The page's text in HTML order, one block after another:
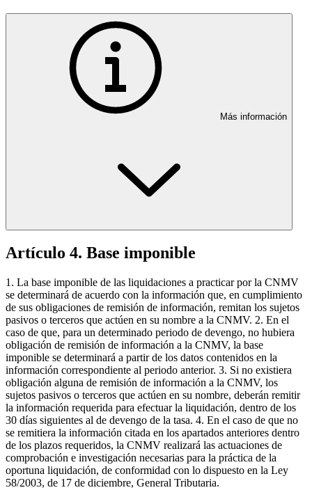
Más información
Artículo 4. Base imponible
1. La base imponible de las liquidaciones a practicar por la CNMV
se determinará de acuerdo con la información que, en cumplimiento
de sus obligaciones de remisión de información, remitan los sujetos
pasivos o terceros que actúen en su nombre a la CNMV. 2. En el
caso de que, para un determinado periodo de devengo, no hubiera
obligación de remisión de información a la CNMV, la base
imponible se determinará a partir de los datos contenidos en la
información correspondiente al periodo anterior. 3. Si no existiera
obligación alguna de remisión de información a la CNMV, los
sujetos pasivos o terceros que actúen en su nombre, deberán remitir
la información requerida para efectuar la liquidación, dentro de los
30 días siguientes al de devengo de la tasa. 4. En el caso de que no
se remitiera la información citada en los apartados anteriores dentro
de los plazos requeridos, la CNMV realizará las actuaciones de
comprobación e investigación necesarias para la práctica de la
oportuna liquidación, de conformidad con lo dispuesto en la Ley
58/2003, de 17 de diciembre, General Tributaria.